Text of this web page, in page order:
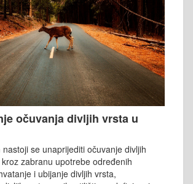
očuvanja divljih vrsta u
se unaprijediti očuvanje divljih
zabranu upotrebe određenih
i ubijanje divljih vrsta,